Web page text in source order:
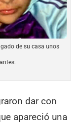
de su casa unos
dar con
apareció una